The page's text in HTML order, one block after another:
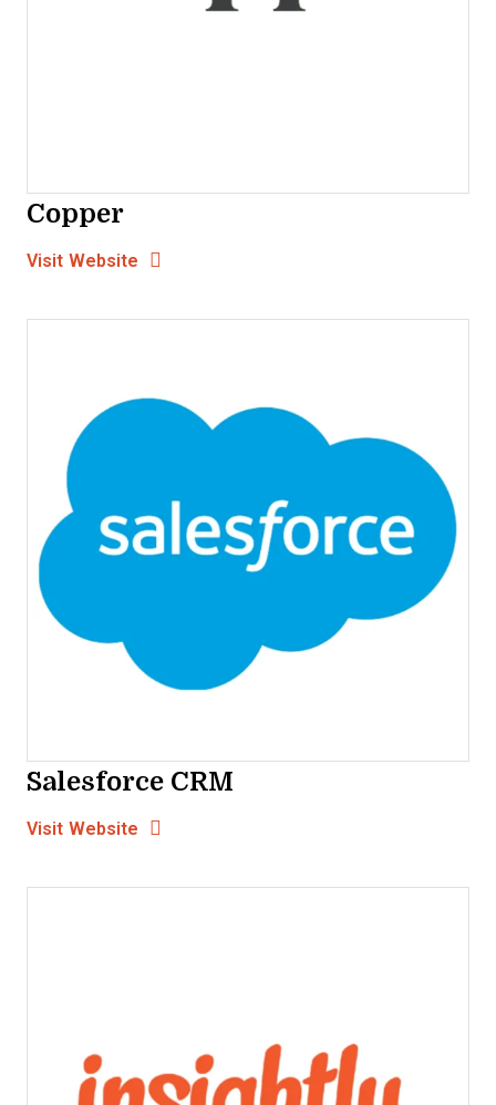
Copper
Visit Website Opens New Window
Salesforce CRM
Visit Website Opens New Window